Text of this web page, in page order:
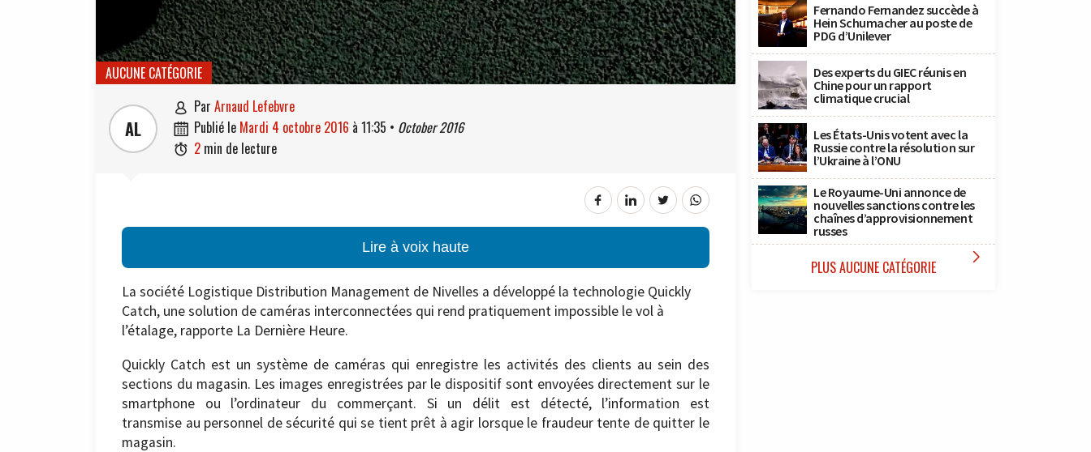
AUCUNE CATÉGORIE
AL
 par Arnaud Lefebvre
 publié le mardi 4 octobre 2016 à 11:35 • October 2016
 2 min de lecture
Lire à voix haute
La société Logistique Distribution Management de Nivelles a développé la technologie Quickly
Catch, une solution de caméras interconnectées qui rend pratiquement impossible le vol à
l’étalage, rapporte La Dernière Heure.
Quickly Catch est un système de caméras qui enregistre les activités des clients au sein des
sections du magasin. Les images enregistrées par le dispositif sont envoyées directement sur le
smartphone ou l’ordinateur du commerçant. Si un délit est détecté, l’information est
transmise au personnel de sécurité qui se tient prêt à agir lorsque le fraudeur tente de quitter le
magasin.
Fernando Fernandez succède à
Hein Schumacher au poste de
PDG d’Unilever
Des experts du GIEC réunis en
Chine pour un rapport
climatique crucial
Les États-Unis votent avec la
Russie contre la résolution sur
l’Ukraine à l’ONU
Le Royaume-Uni annonce de
nouvelles sanctions contre les
chaînes d’approvisionnement
russes
PLUS AUCUNE CATÉGORIE 